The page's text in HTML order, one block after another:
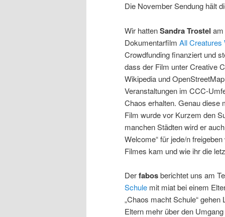
Die November Sendung hält
Wir hattenSandra Trostel am
Dokumentarfilm All Creatures
Crowdfunding finanziert und
dass der Film unter Creative
Wikipedia und
Veranstaltungen im CCC-
Chaos erhalten. Genau diese
Film wurde vor Kurzem den
manchen Städten wird er
Welcome“ für jede/n
Filmes kam und wie ihr die
Derfabosberichtet uns am
Schule mit miat bei einem
„Chaos macht Schule“
Eltern mehr über den